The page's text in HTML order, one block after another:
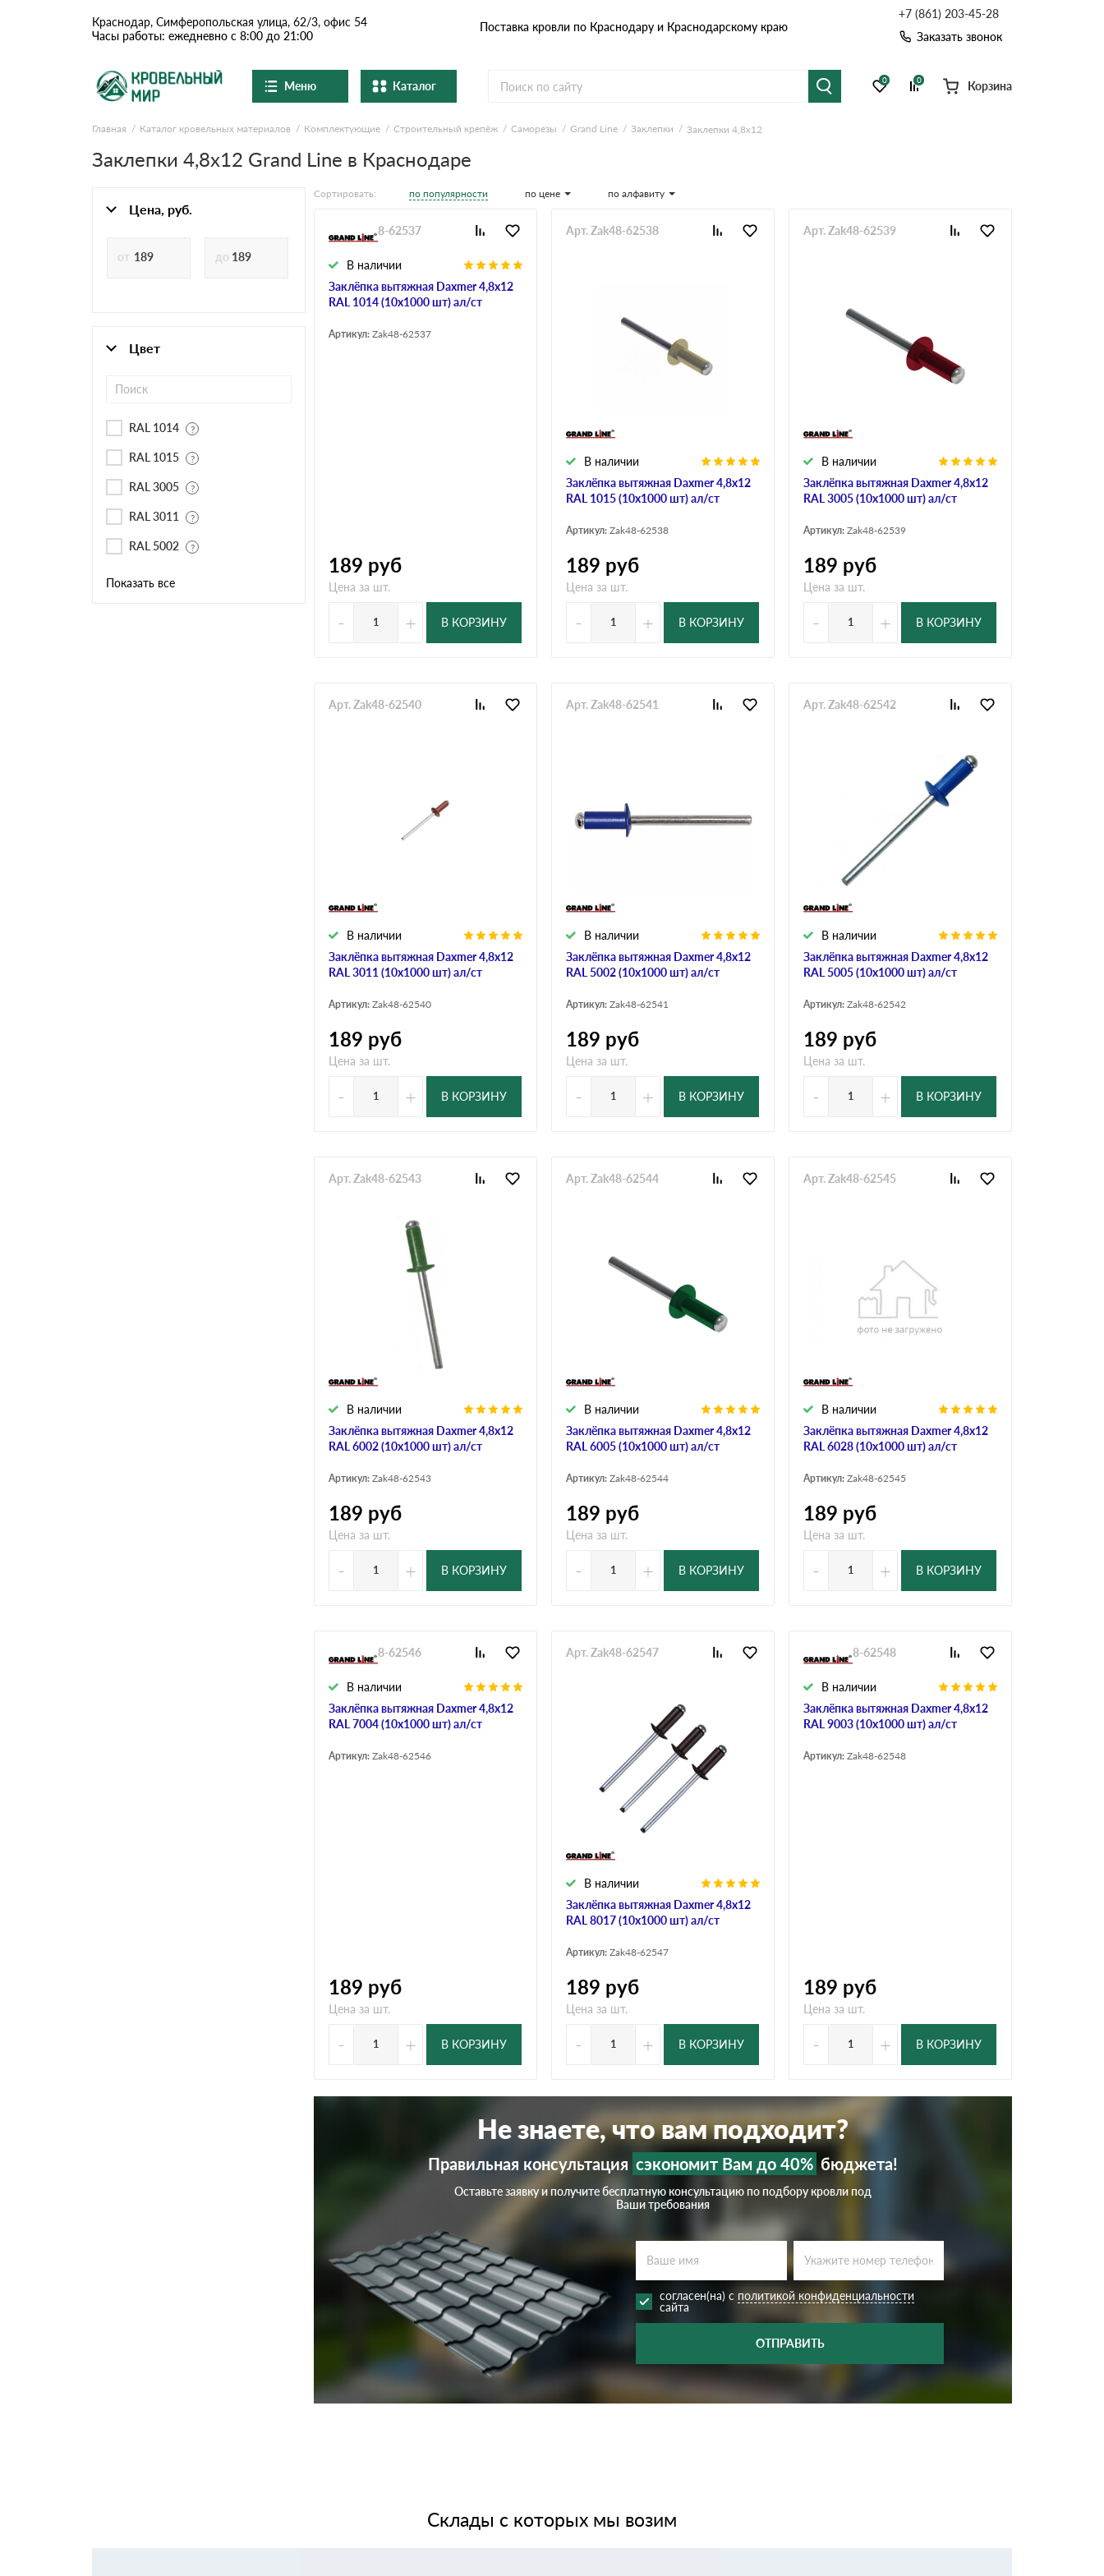
Поставка кровли по Краснодару и Краснодарскому краю
Краснодар, Симферопольская улица, 62/3, офис 54
Часы работы: ежедневно с 8:00 до 21:00
+7 (861) 203-45-28
Заказать звонок
Меню
О компании
Доставка и оплата
Вопросы-ответы
Каталог
Ондулин и шифер Металлочерепица Гибкая черепица
Профнастил и штакетник Водосточные системы Софиты
Доборные элементы Комплектующие
0 0 Корзина
Главная Каталог кровельных материалов Комплектующие Строительный крепёж Саморезы Grand Line Заклепки Заклепки 4,8х12
Заклепки 4,8х12 Grand Line в Краснодаре
Цена, руб.
Цвет
RAL 1014
RAL 1015
RAL 3005
RAL 3011
RAL 5002
Показать все
Сортировать: по популярности по цене по алфавиту
Заклёпка вытяжная Daxmer 4,8х12
RAL 1014 (10х1000 шт) ал/ст
В наличии
Арт. Zak48-62537
Артикул: Zak48-62537
189 руб
Цена за шт.
- + В КОРЗИНУ
Заклёпка вытяжная Daxmer 4,8х12
RAL 1015 (10х1000 шт) ал/ст
В наличии
Арт. Zak48-62538
Артикул: Zak48-62538
189 руб
Цена за шт.
- + В КОРЗИНУ
Заклёпка вытяжная Daxmer 4,8х12
RAL 3005 (10х1000 шт) ал/ст
В наличии
Арт. Zak48-62539
Артикул: Zak48-62539
189 руб
Цена за шт.
- + В КОРЗИНУ
Заклёпка вытяжная Daxmer 4,8х12
RAL 3011 (10х1000 шт) ал/ст
В наличии
Арт. Zak48-62540
Артикул: Zak48-62540
189 руб
Цена за шт.
- + В КОРЗИНУ
Заклёпка вытяжная Daxmer 4,8х12
RAL 5002 (10х1000 шт) ал/ст
В наличии
Арт. Zak48-62541
Артикул: Zak48-62541
189 руб
Цена за шт.
- + В КОРЗИНУ
Заклёпка вытяжная Daxmer 4,8х12
RAL 5005 (10х1000 шт) ал/ст
В наличии
Арт. Zak48-62542
Артикул: Zak48-62542
189 руб
Цена за шт.
- + В КОРЗИНУ
Заклёпка вытяжная Daxmer 4,8х12
RAL 6002 (10х1000 шт) ал/ст
В наличии
Арт. Zak48-62543
Артикул: Zak48-62543
189 руб
Цена за шт.
- + В КОРЗИНУ
Заклёпка вытяжная Daxmer 4,8х12
RAL 6005 (10х1000 шт) ал/ст
В наличии
Арт. Zak48-62544
Артикул: Zak48-62544
189 руб
Цена за шт.
- + В КОРЗИНУ
Заклёпка вытяжная Daxmer 4,8х12
RAL 6028 (10х1000 шт) ал/ст
В наличии
Арт. Zak48-62545
Артикул: Zak48-62545
189 руб
Цена за шт.
- + В КОРЗИНУ
Заклёпка вытяжная Daxmer 4,8х12
RAL 7004 (10х1000 шт) ал/ст
В наличии
Арт. Zak48-62546
Артикул: Zak48-62546
189 руб
Цена за шт.
- + В КОРЗИНУ
Заклёпка вытяжная Daxmer 4,8х12
RAL 8017 (10х1000 шт) ал/ст
В наличии
Арт. Zak48-62547
Артикул: Zak48-62547
189 руб
Цена за шт.
- + В КОРЗИНУ
Заклёпка вытяжная Daxmer 4,8х12
RAL 9003 (10х1000 шт) ал/ст
В наличии
Арт. Zak48-62548
Артикул: Zak48-62548
189 руб
Цена за шт.
- + В КОРЗИНУ
Не знаете, что вам подходит?
Правильная консультация сэкономит Вам до 40% бюджета!
Оставьте заявку и получите бесплатную консультацию по подбору кровли под
Ваши требования
согласен(на) с политикой конфиденциальности
сайта
ОТПРАВИТЬ
Склады с которых мы возим